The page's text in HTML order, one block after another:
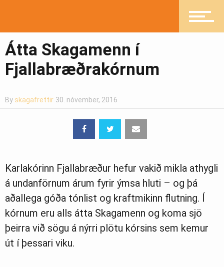
Fréttir
Íþróttir
Heilsueflandi samfélag
Pistlar
Átta Skagamenn í
Fjallabræðrakórnum
By skagafrettir 30. nóvember, 2016
Karlakórinn Fjallabræður hefur vakið mikla athygli
á undanförnum árum fyrir ýmsa hluti – og þá
aðallega góða tónlist og kraftmikinn flutning. Í
kórnum eru alls átta Skagamenn og koma sjö
þeirra við sögu á nýrri plötu kórsins sem kemur
út í þessari viku.